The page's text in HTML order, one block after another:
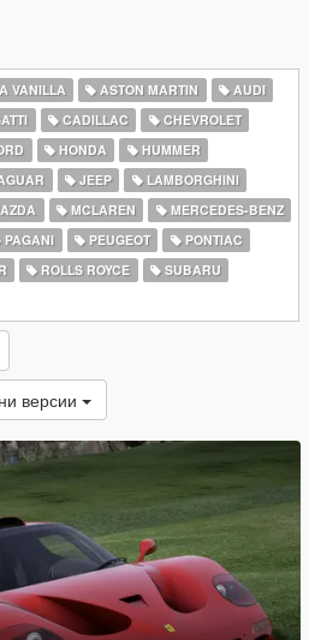
ASTON MARTIN
AUDI
CADILLAC
CHEVROLET
HONDA
HUMMER
JEEP
LAMBORGHINI
MCLAREN
MERCEDES-BENZ
PAGANI PEUGEOT
PONTIAC
ROLLS ROYCE
SUBARU
версии